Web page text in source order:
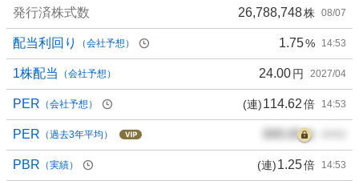
発行済株式数 26,788,748株 08/07
配当利回り （会社予想） 1.75% 14:53
1株配当 （会社予想） 24.00円 2027/04
PER （会社予想） (連)114.62倍 14:53
PER （過去3年平均） 000.00倍
PBR （実績） (連)1.25倍 14:53